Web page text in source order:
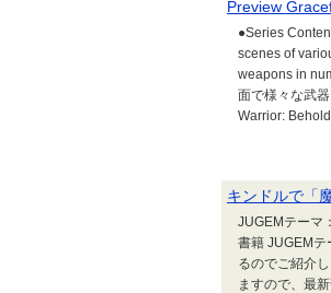
Preview
●Series
scenes of
weapons in
面で様々な武
Warrior:
キンドルで「
JUGEMテーマ
書籍 JUGEM
るのでご紹介
ますので、最